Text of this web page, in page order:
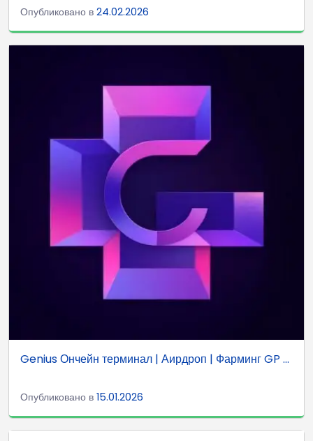
Опубликовано в 24.02.2026
Genius Ончейн терминал | Аирдроп | Фарминг GP ...
Опубликовано в 15.01.2026